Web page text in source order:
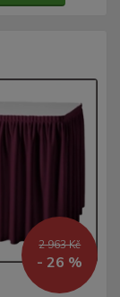
2 963 Kč
- 26 %